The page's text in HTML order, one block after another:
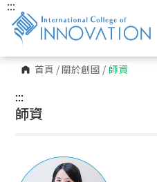
首頁 /關於創國 / 師資
:::
:::
師資